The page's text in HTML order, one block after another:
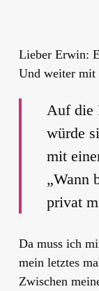
Lieber Erwin:
Und weiter mit
Auf die
würde
mit
„Wann
privat
Da muss ich
mein letztes
Zwischen